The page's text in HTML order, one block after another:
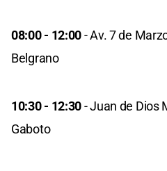
08:00 - 12:00- Av. 7 de
Belgrano
10:30 - 12:30- Juan de Dios
Gaboto